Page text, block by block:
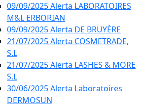
09/09/2025 Alerta LABORATOIRES
M&L ERBORIAN
09/09/2025 Alerta DE BRUYÈRE
21/07/2025 Alerta COSMETRADE,
S.L
21/07/2025 Alerta LASHES & MORE
S.L
30/06/2025 Alerta Laboratoires
DERMOSUN